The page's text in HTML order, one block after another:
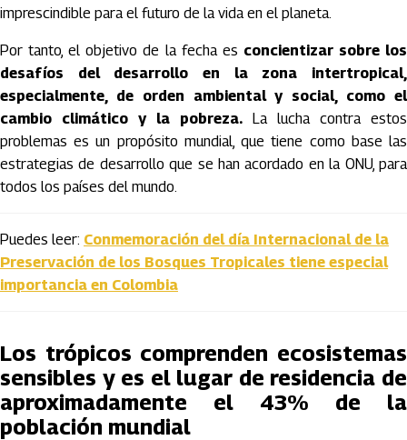
imprescindible para el futuro de la vida en el planeta.
Por tanto, el objetivo de la fecha es concientizar sobre los
desafíos del desarrollo en la zona intertropical,
especialmente, de orden ambiental y social, como el
cambio climático y la pobreza. La lucha contra estos
problemas es un propósito mundial, que tiene como base las
estrategias de desarrollo que se han acordado en la ONU, para
todos los países del mundo.
Puedes leer: Conmemoración del día Internacional de la
Preservación de los Bosques Tropicales tiene especial
importancia en Colombia
Los trópicos comprenden ecosistemas
sensibles y es el lugar de residencia de
aproximadamente el 43% de la
población mundial